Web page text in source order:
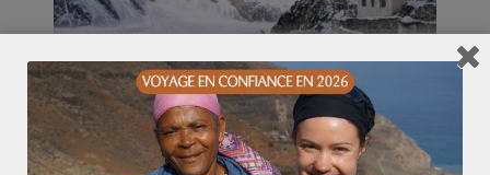
Le monastère de Bardan